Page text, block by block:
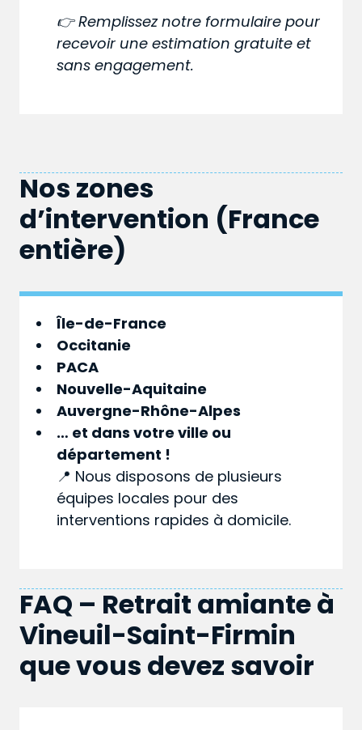
👉 Remplissez notre formulaire pour
recevoir une estimation gratuite et
sans engagement.
Nos zones
d’intervention (France
entière)
Île-de-France
Occitanie
PACA
Nouvelle-Aquitaine
Auvergne-Rhône-Alpes
… et dans votreville ou
département !
📍 Nous disposons de plusieurs
équipes locales pour des
interventions rapides à domicile.
FAQ – Retrait amiante à
Vineuil-Saint-Firmin
que vous devez savoir